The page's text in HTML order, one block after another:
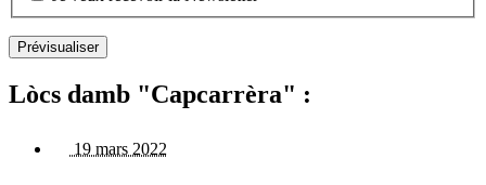
Lòcs damb "Capcarrèra" :
19 mars 2022